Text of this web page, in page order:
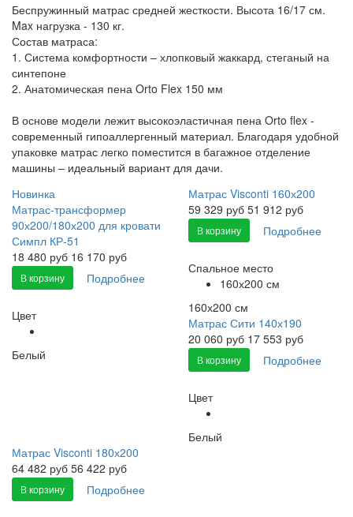
Беспружинный матрас средней жесткости. Высота 16/17 см.
Max нагрузка - 130 кг.
Состав матраса:
1. Система комфортности – хлопковый жаккард, стеганый на
синтепоне
2. Анатомическая пена Orto Flex 150 мм
В основе модели лежит высокоэластичная пена Orto flex -
современный гипоаллергенный материал. Благодаря удобной
упаковке матрас легко поместится в багажное отделение
машины – идеальный вариант для дачи.
Новинка
Матрас-трансформер
90х200/180х200 для кровати
Симпл КР-51
18 480 руб 16 170 руб
В корзину Подробнее
Цвет
Белый
Матрас Visconti 160х200
59 329 руб 51 912 руб
В корзину Подробнее
Спальное место
160х200 см
160х200 см
Матрас Сити 140х190
20 060 руб 17 553 руб
В корзину Подробнее
Цвет
Белый
Матрас Visconti 180х200
64 482 руб 56 422 руб
В корзину Подробнее